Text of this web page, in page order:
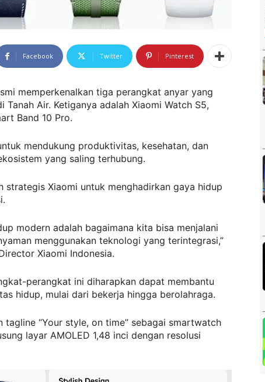
Facebook Twitter Pinterest
memperkenalkan tiga perangkat anyar yang
Air. Ketiganya adalah Xiaomi Watch S5,
Band 10 Pro.
mendukung produktivitas, kesehatan, dan
yang saling terhubung.
strategis Xiaomi untuk menghadirkan gaya hidup
modern adalah bagaimana kita bisa menjalani
menggunakan teknologi yang terintegrasi,”
Xiaomi Indonesia.
perangkat ini diharapkan dapat membantu
hidup, mulai dari bekerja hingga berolahraga.
tagline “Your style, on time” sebagai smartwatch
layar AMOLED 1,48 inci dengan resolusi